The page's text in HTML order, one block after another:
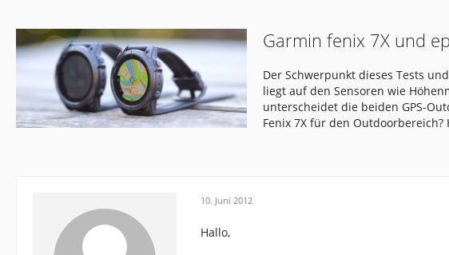
Garmin fenix 7X und
Der Schwerpunkt dieses Tests
liegt auf den Sensoren wie
unterscheidet die beiden GPS-
Fenix 7X für den
10. Juni 2012
Hallo,